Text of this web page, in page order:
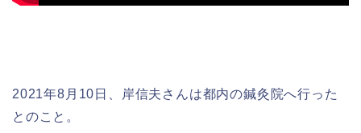
2021年8月10日、岸信夫さんは都内の鍼灸院へ行った
とのこと。